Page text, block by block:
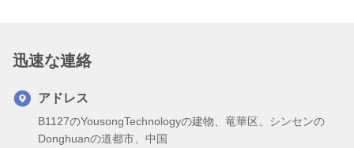
迅速な連絡
アドレス
B1127のYousongTechnologyの建物、竜華区、シンセンの
Donghuanの道都市、中国